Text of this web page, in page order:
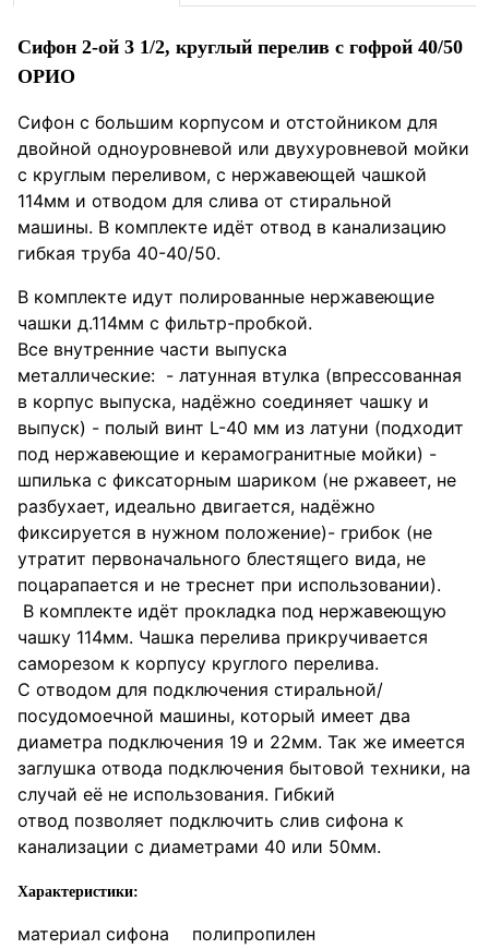
Сифон 2-ой 3 1/2, круглый перелив с гофрой 40/50
ОРИО
Сифон с большим корпусом и отстойником для
двойной одноуровневой или двухуровневой мойки
с круглым переливом, с нержавеющей чашкой
114мм и отводом для слива от стиральной
машины. В комплекте идёт отвод в канализацию
гибкая труба 40-40/50.
В комплекте идут полированные нержавеющие
чашки д.114мм с фильтр-пробкой.
Все внутренние части выпуска
металлические: - латунная втулка (впрессованная
в корпус выпуска, надёжно соединяет чашку и
выпуск) - полый винт L-40 мм из латуни (подходит
под нержавеющие и керамогранитные мойки) -
шпилька с фиксаторным шариком (не ржавеет, не
разбухает, идеально двигается, надёжно
фиксируется в нужном положение)- грибок (не
утратит первоначального блестящего вида, не
поцарапается и не треснет при использовании).
В комплекте идёт прокладка под нержавеющую
чашку 114мм. Чашка перелива прикручивается
саморезом к корпусу круглого перелива.
С отводом для подключения стиральной/
посудомоечной машины, который имеет два
диаметра подключения 19 и 22мм. Так же имеется
заглушка отвода подключения бытовой техники, на
случай её не использования. Гибкий
отвод позволяет подключить слив сифона к
канализации с диаметрами 40 или 50мм.
Характеристики:
материал сифона
полипропилен